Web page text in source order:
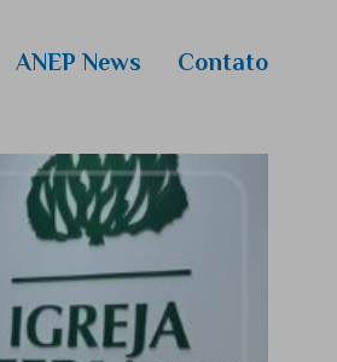
ANEP News Contato